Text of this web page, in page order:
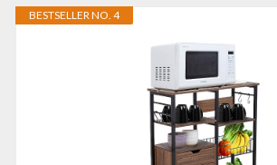
BESTSELLER NO. 4